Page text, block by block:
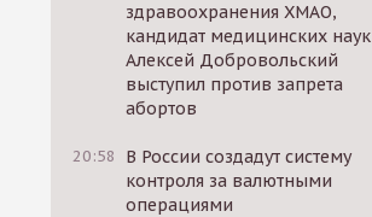
здравоохранения ХМАО,
кандидат медицинских наук
Алексей Добровольский
выступил против запрета
абортов
20:58
В России создадут систему
контроля за валютными
операциями